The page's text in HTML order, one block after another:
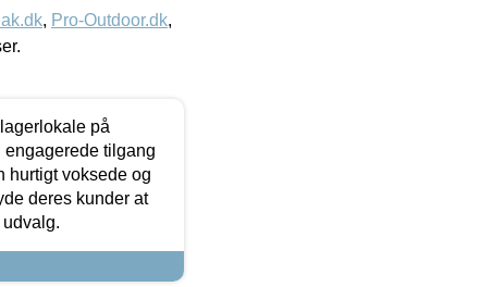
, Pro-Outdoor.dk,
på
engagerede tilgang
hurtigt voksede og
deres kunder at